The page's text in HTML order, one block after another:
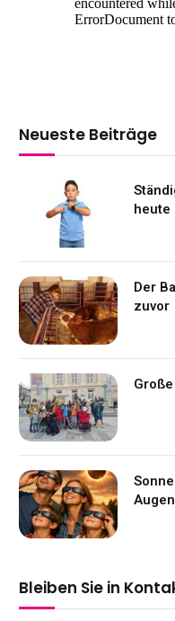
Neueste Beiträge
heute
Der
zuvor
Bleiben Sie in